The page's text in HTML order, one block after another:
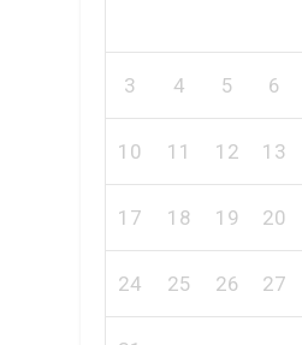
3 4 5 6
10 11 12 13
17 18 19 20
24 25 26 27